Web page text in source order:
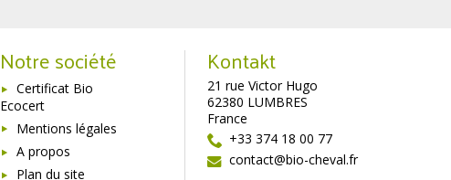
Notre société
Certificat Bio
Ecocert
Mentions légales
A propos
Plan du site
Kontakt
21 rue Victor Hugo
62380 LUMBRES
France
+33 374 18 00 77
contact@bio-cheval.fr